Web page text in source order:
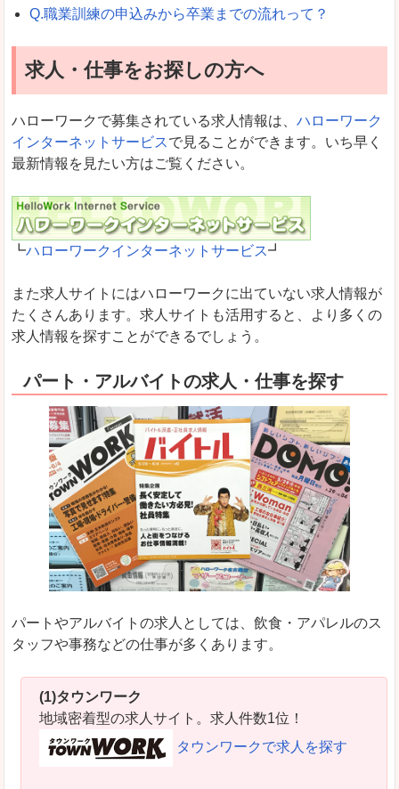
Q.職業訓練の申込みから卒業までの流れって？
求人・仕事をお探しの方へ
ハローワークで募集されている求人情報は、 ハローワーク
インターネットサービスで見ることができます。いち早く
最新情報を見たい方はご覧ください。
┗ハローワークインターネットサービス┛
また求人サイトにはハローワークに出ていない求人情報が
たくさんあります。求人サイトも活用すると、より多くの
求人情報を探すことができるでしょう。
パート・アルバイトの求人・仕事を探す
パートやアルバイトの求人としては、飲食・アパレルのス
タッフや事務などの仕事が多くあります。
(1)タウンワーク
地域密着型の求人サイト。求人件数1位！
タウンワークで求人を探す